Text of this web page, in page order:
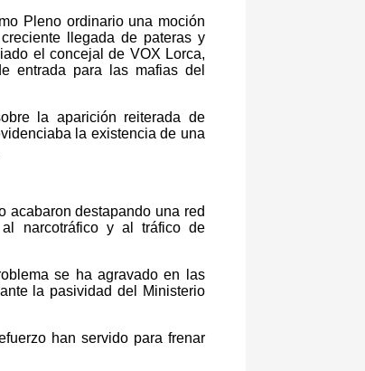
Pleno ordinario una moción
llegada de pateras y
el concejal de VOX Lorca,
entrada para las mafias del
la aparición reiterada de
la existencia de una
acabaron destapando una red
narcotráfico y al tráfico de
se ha agravado en las
la pasividad del Ministerio
han servido para frenar